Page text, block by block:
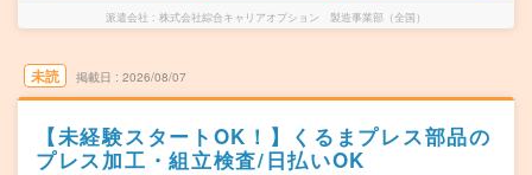
派遣会社 株式会社綜合キャリアオプション 製造事業部（全国）
未読 掲載日 2026/08/07
【未経験スタートOK！】くるまプレス部品の
プレス加工・組立検査/日払いOK